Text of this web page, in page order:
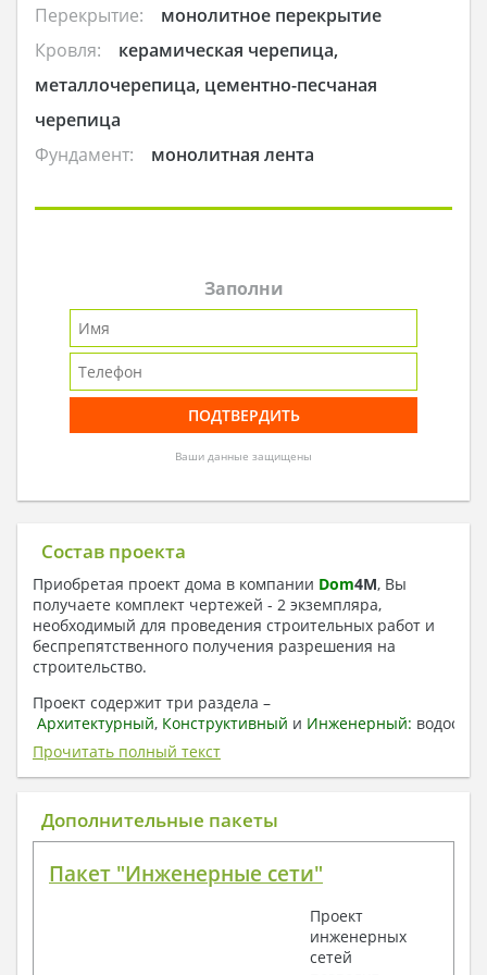
Перекрытие:
монолитное перекрытие
Кровля:
керамическая черепица,
металлочерепица, цементно-песчаная
черепица
Фундамент:
монолитная лента
Заполни
Ваши данные защищены
Состав проекта
Приобретая проект дома в компании Dom4M, Вы
получаете комплект чертежей - 2 экземпляра,
необходимый для проведения строительных работ и
беспрепятственного получения разрешения на
строительство.
Проект содержит три раздела –
Архитектурный, Конструктивный и Инженерный:
отопление, вентиляция, канализация,
электроснабжение (приобретается за дополнительную
плату) + Пояснительная записка.
1. Архитектурный раздел:
План координационных осей
Поэтажные маркировочные планы с
Прочитать полный текст
Дополнительные пакеты
Пакет "Инженерные сети"
Проект
инженерных
сетей